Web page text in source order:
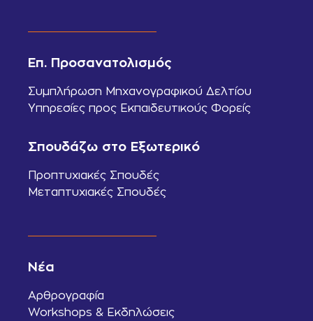
Επ. Προσανατολισμός
Συμπλήρωση Μηχανογραφικού Δελτίου
Υπηρεσίες προς Εκπαιδευτικούς Φορείς
Σπουδάζω στο Εξωτερικό
Προπτυχιακές Σπουδές
Μεταπτυχιακές Σπουδές
Νέα
Αρθρογραφία
Workshops & Εκδηλώσεις